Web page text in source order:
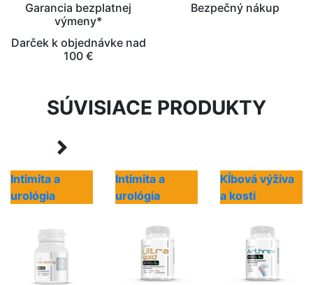
Garancia bezplatnej
výmeny*
Bezpečný nákup
Darček k objednávke nad
100 €
SÚVISIACE PRODUKTY
Intimita a
urológia
Intimita a
urológia
Kĺbová výživa
a kosti